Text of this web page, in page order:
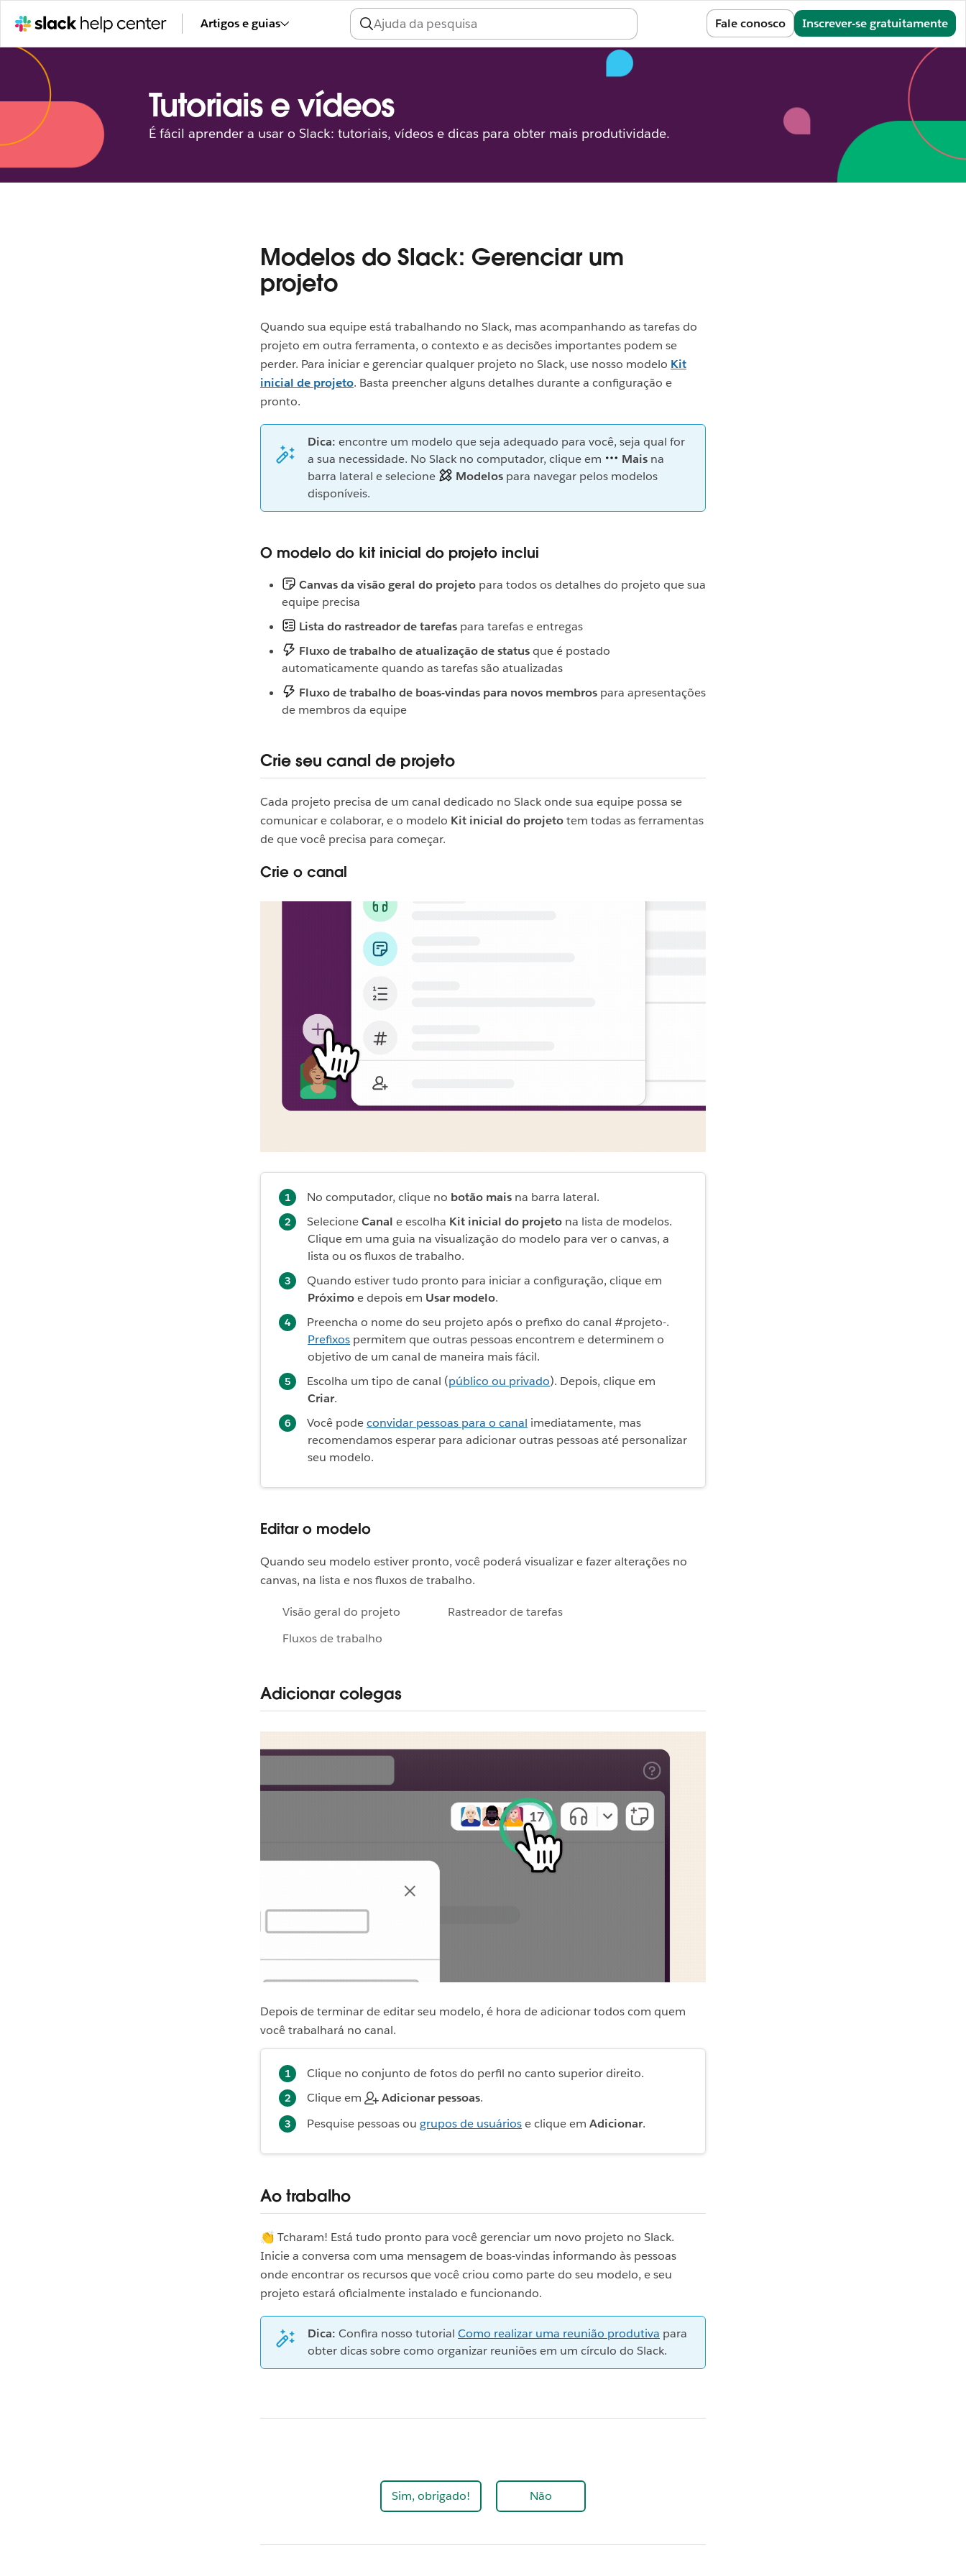
Artigos e guias Fale conosco Inscrever-se gratuitamente
Tutoriais e vídeos
É fácil aprender a usar o Slack: tutoriais, vídeos e dicas para obter mais produtividade.
Modelos do Slack: Gerenciar um
projeto
Quando sua equipe está trabalhando no Slack, mas acompanhando as tarefas do
projeto em outra ferramenta, o contexto e as decisões importantes podem se
perder. Para iniciar e gerenciar qualquer projeto no Slack, use nosso modelo Kit
inicial de projeto. Basta preencher alguns detalhes durante a configuração e
pronto.
Dica: encontre um modelo que seja adequado para você, seja qual for
a sua necessidade. No Slack no computador, clique em
Mais na
barra lateral e selecione
Modelos para navegar pelos modelos
disponíveis.
O modelo do kit inicial do projeto inclui
Canvas da visão geral do projeto para todos os detalhes do projeto que sua
equipe precisa
Lista do rastreador de tarefas para tarefas e entregas
Fluxo de trabalho de atualização de statusque é postado
automaticamente quando as tarefas são atualizadas
Fluxo de trabalho de boas-vindas para novos membros para apresentações
de membros da equipe
Crie seu canal de projeto
Cada projeto precisa de um canal dedicado no Slack onde sua equipe possa se
comunicar e colaborar, e o modelo Kit inicial do projetotem todas as ferramentas
de que você precisa para começar.
Crie o canal
No computador, clique no botão mais na barra lateral.
SelecioneCanal e escolha Kit inicial do projeto na lista de modelos.
Clique em uma guia na visualização do modelo para ver o canvas, a
lista ou os fluxos de trabalho.
Quando estiver tudo pronto para iniciar a configuração, clique em
Próximoe depois em Usar modelo.
Preencha o nome do seu projeto após o prefixo do canal #projeto-.
Prefixos permitem que outras pessoas encontrem e determinem o
objetivo de um canal de maneira mais fácil.
Escolha um tipo de canal (público ou privado). Depois, clique em
Criar.
Você podeconvidar pessoas para o canal imediatamente, mas
recomendamos esperar para adicionar outras pessoas até personalizar
seu modelo.
Editar o modelo
Quando seu modelo estiver pronto, você poderá visualizar e fazer alterações no
canvas, na lista e nos fluxos de trabalho.
Visão geral do projeto
Rastreador de tarefas
Fluxos de trabalho
Adicionar colegas
Depois de terminar de editar seu modelo, é hora de adicionar todos com quem
você trabalhará no canal.
Clique no conjunto de fotos do perfil no canto superior direito.
Clique em
Adicionar pessoas.
Pesquise pessoas ou grupos de usuáriose clique em Adicionar.
Ao trabalho
👏 Tcharam! Está tudo pronto para você gerenciar um novo projeto no Slack.
Inicie a conversa com uma mensagem de boas-vindas informando às pessoas
onde encontrar os recursos que você criou como parte do seu modelo, e seu
projeto estará oficialmente instalado e funcionando.
Dica: Confira nosso tutorial Como realizar uma reunião produtiva para
obter dicas sobre como organizar reuniões em um círculo do Slack.
Sim, obrigado! Não